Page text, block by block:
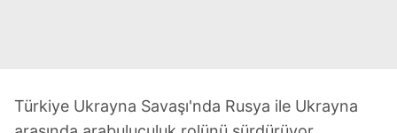
Türkiye Ukrayna Savaşı'nda Rusya ile Ukrayna